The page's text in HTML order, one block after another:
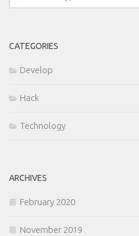
CATEGORIES
Develop
Hack
Technology
ARCHIVES
February 2020
November 2019